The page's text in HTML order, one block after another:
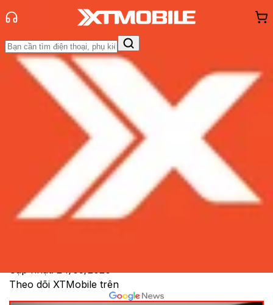
Trang chủ
Tin tức
Tin Mới
Đánh Giá - Trên TaySo Sánh Tư vấnKhuyến
Hỏi đáp App - Game Thông báo
hàng - Sự kiện
Bộ đôi Samsung cao cấp, giá bình
dân từ 5 triệu
Cập nhật:24/05/2026
Theo dõi XTMobile trên